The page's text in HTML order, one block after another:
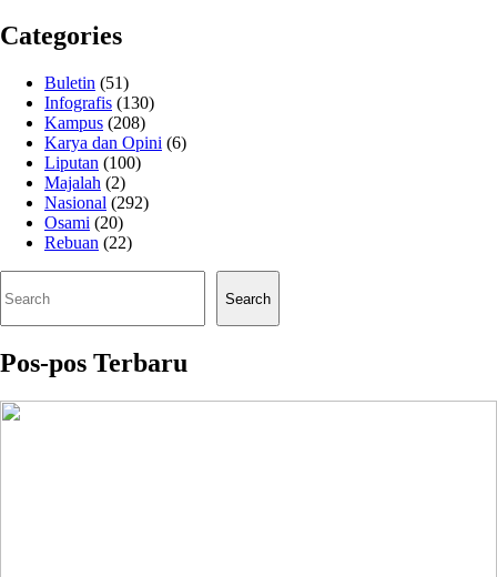
Categories
Buletin (51)
Infografis (130)
Kampus (208)
Karya dan Opini (6)
Liputan (100)
Majalah (2)
Nasional (292)
Osami (20)
Rebuan (22)
Search
Pos-pos Terbaru